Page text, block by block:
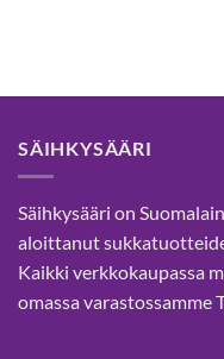
SÄIHKYSÄÄRI
Säihkysääri on
aloittanut
Kaikki verkkokaupassa
omassa varastossamme